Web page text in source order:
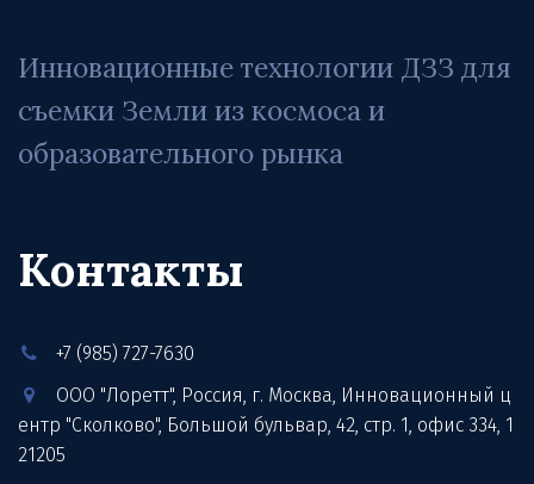
Инновационные технологии ДЗЗ для
съемки Земли из космоса и
образовательного рынка
Контакты
+7 (985) 727-7630
ООО "Лоретт", Россия, г. Москва, Инновационный ц
ентр "Сколково", Большой бульвар, 42, стр. 1, офис 334, 1
21205